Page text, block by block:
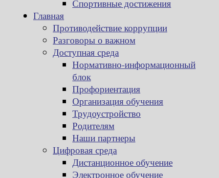
Спортивные достижения
Главная
Противодействие коррупции
Разговоры о важном
Доступная среда
Нормативно-информационный
блок
Профориентация
Организация обучения
Трудоустройство
Родителям
Наши партнеры
Цифровая среда
Дистанционное обучение
Электронное обучение